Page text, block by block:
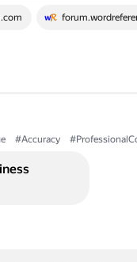
#Accuracy